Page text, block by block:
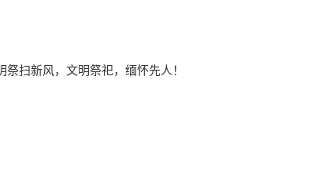
扫新风，文明祭祀，缅怀先人！